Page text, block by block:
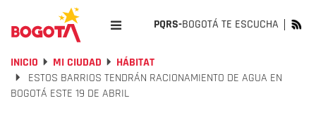
PQRS-BOGOTÁ TE ESCUCHA
INICIO MI CIUDAD
HÁBITAT
ESTOS BARRIOS TENDRÁN RACIONAMIENTO DE AGUA EN
BOGOTÁ ESTE 19 DE ABRIL